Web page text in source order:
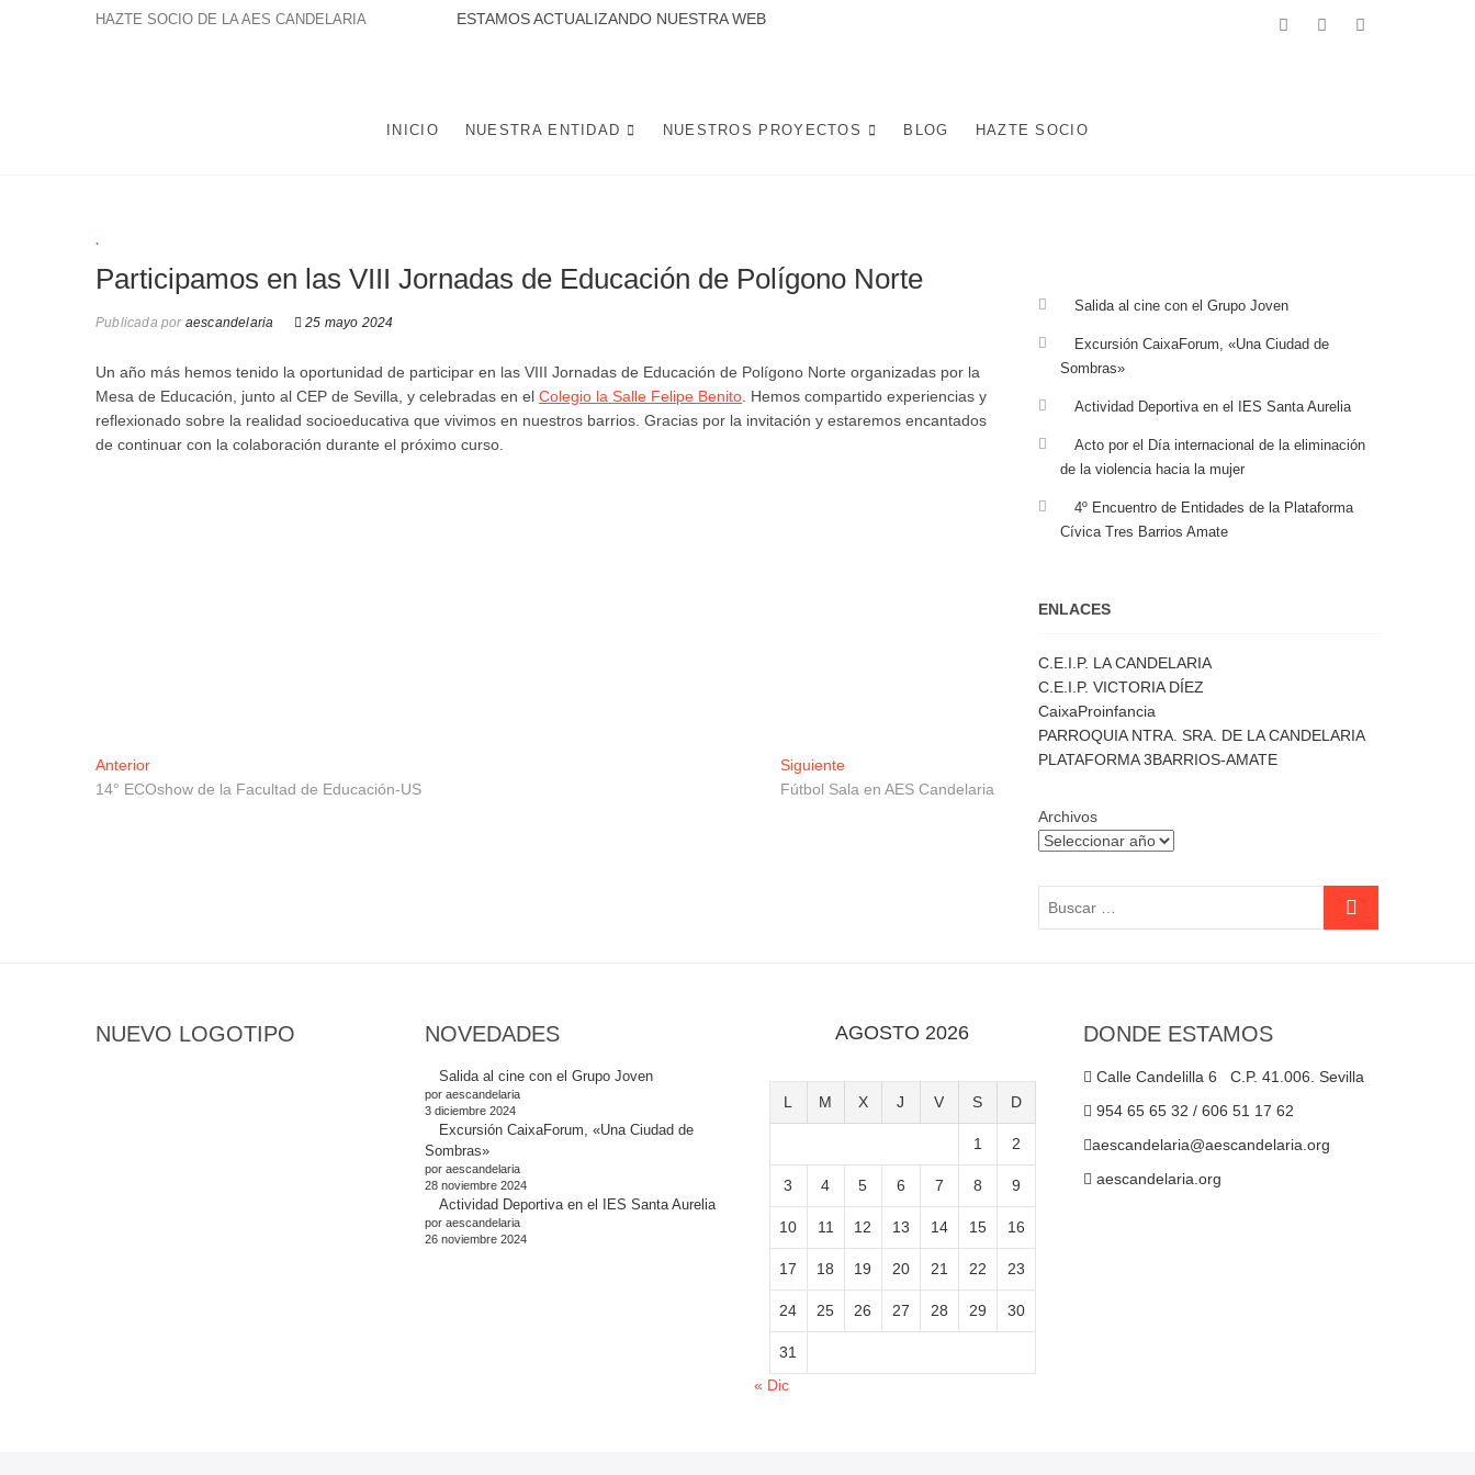
HAZTE SOCIO DE LA AES CANDELARIA ESTAMOS ACTUALIZANDO NUESTRA WEB facebooktwitter
MEJOREN LA VIDA Y CONVIVENCIA DE LOS VECINOS.
INICIO NUESTRA ENTIDAD NUESTROS PROYECTOS BLOG HAZTE SOCIO
.
Participamos en las VIII Jornadas de Educación de Polígono Norte
Publicada poraescandelaria 25 mayo 2024
Un año más hemos tenido la oportunidad de participar en las VIII Jornadas de Educación de Polígono Norte organizadas por la
Mesa de Educación, junto al CEP de Sevilla, y celebradas en el Colegio la Salle Felipe Benito . Hemos compartido experiencias y
reflexionado sobre la realidad socioeducativa que vivimos en nuestros barrios. Gracias por la invitación y estaremos encantados
de continuar con la colaboración durante el próximo curso.
Navegación
de
AnteriorEntrada
anterior:
14° ECOshow de la Facultad de Educación-US
SiguienteEntrada
siguiente:
Fútbol Sala en AES Candelaria
Salida al cine con el Grupo Joven
Excursión CaixaForum, «Una Ciudad de
Sombras»
Actividad Deportiva en el IES Santa Aurelia
Acto por el Día internacional de la eliminación
de la violencia hacia la mujer
4º Encuentro de Entidades de la Plataforma
Cívica Tres Barrios Amate
ENLACES
C.E.I.P. LA CANDELARIA
C.E.I.P. VICTORIA DÍEZ
CaixaProinfancia
PARROQUIA NTRA. SRA. DE LA CANDELARIA
PLATAFORMA 3BARRIOS-AMATE
Archivos
Buscar
NUEVO LOGOTIPO NOVEDADES
Salida al cine con el Grupo Joven
por aescandelaria
3 diciembre 2024
Excursión CaixaForum, «Una Ciudad de
Sombras»
por aescandelaria
28 noviembre 2024
Actividad Deportiva en el IES Santa Aurelia
por aescandelaria
26 noviembre 2024
AGOSTO 2026
L M X J V S D
1 2
3 4 5 6 7 8 9
10 11 12 13 14 15 16
17 18 19 20 21 22 23
24 25 26 27 28 29 30
31
« Dic
DONDE ESTAMOS
Calle Candelilla 6 C.P. 41.006. Sevilla
954 65 65 32 / 606 51 17 62
aescandelaria@aescandelaria.org
aescandelaria.org